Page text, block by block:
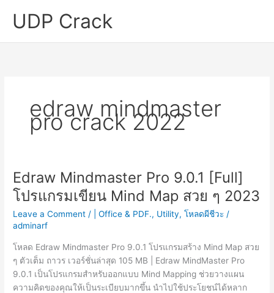
UDP Crack
edraw mindmaster
pro crack 2022
Edraw Mindmaster Pro 9.0.1 [Full]
โปรแกรมเขียน Mind Map สวย ๆ 2023
Leave a Comment / | Office & PDF., Utility,โหลดผีชีวะ /
adminarf
โหลด Edraw Mindmaster Pro 9.0.1 โปรแกรมสร้าง Mind Map สวย
ๆ ตัวเต็ม ถาวร เวอร์ชั่นล่าสุด 105 MB | Edraw MindMaster Pro
9.0.1 เป็นโปรแกรมสำหรับออกแบบ Mind Mapping ช่วยวางแผน
ความคิดของคุณให้เป็นระเบียบมากขึ้น นำไปใช้ประโยชน์ได้หลาก